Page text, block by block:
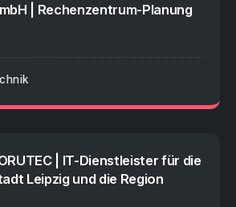
| Rechenzentrum-Planung
| IT-Dienstleister für die
Leipzig und die Region